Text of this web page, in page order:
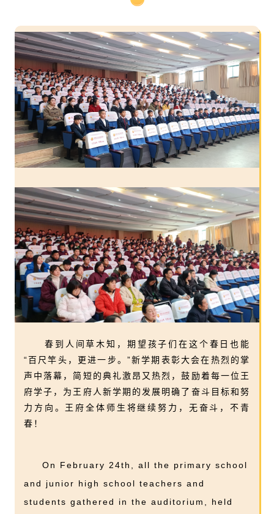
春到人间草木知，期望孩子们在这个春日也能
“百尺竿头，更进一步。”新学期表彰大会在热烈的掌
声中落幕，简短的典礼激昂又热烈，鼓励着每一位王
府学子，为王府人新学期的发展明确了奋斗目标和努
力方向。王府全体师生将继续努力，无奋斗，不青
春！
On February 24th, all the primary school
and junior high school teachers and
students gathered in the auditorium, held